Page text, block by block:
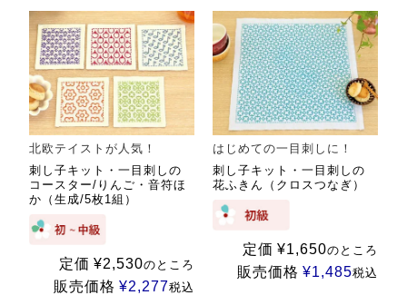
北欧テイストが人気！
刺し子キット・一目刺しの
コースター/りんご・音符ほ
か（生成/5枚1組）
定価 ¥2,530のところ
販売価格 ¥2,277税込
はじめての一目刺しに！
刺し子キット・一目刺しの
花ふきん（クロスつなぎ）
定価 ¥1,650のところ
販売価格 ¥1,485税込